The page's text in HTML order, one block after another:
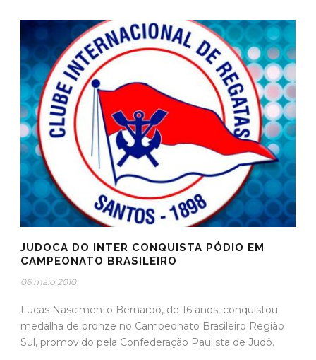
JUDOCA DO INTER CONQUISTA PÓDIO EM
CAMPEONATO BRASILEIRO
06 maio 2010
Lucas Nascimento Bernardo, de 16 anos, conquistou
medalha de bronze no Campeonato Brasileiro Região
Sul, promovido pela Confederação Paulista de Judô.